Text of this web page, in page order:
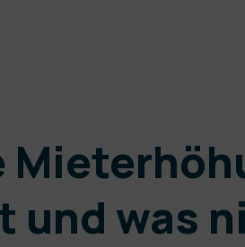
und was